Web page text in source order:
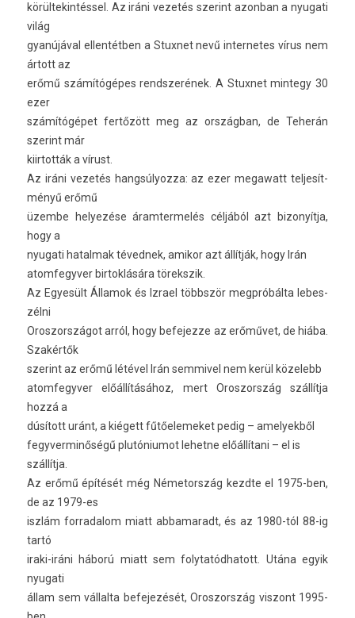
körül­tekin­téssel. Az iráni vezetés szerint azon­ban a nyugati
világ
gyanújával el­lentétb­en a Stux­net nevű in­ter­netes vírus nem
ártott az
erőmű számítógépes re­ndszerének. A Stux­net min­tegy 30
ezer
számítógépet fertőzött meg az országban, de Teherán
szerint már
kiir­tották a vírust.
Az iráni vezetés han­gsúlyoz­za: az ezer megawatt tel­jesít­
ményű erőmű
üzembe helyezése áram­termelés céljából azt bi­zonyít­ja,
hogy a
nyugati hatal­mak téved­nek, amikor azt állítják, hogy Irán
atom­fegyv­er bi­rtok­lására törekszik.
Az Egyesült Államok és Iz­rael többször megpróbálta lebes­
zélni
Oros­zországot arról, hogy be­fejez­ze az erőművet, de hiába.
Szakértők
szerint az erőmű létével Irán sem­mivel nem kerül közelebb
atom­fegyv­er előállításához, mert Oros­zország szállítja
hozzá a
dúsított uránt, a kiégett fűtőelemeket pedig – amelyek­ből
fegyver­minőségű plutóniumot lehet­ne előállítani – el is
szállítja.
Az erőmű építését még Németország kezdte el 1975-ben,
de az 1979-es
iszlám for­radalom miatt ab­bamaradt, és az 1980-tól 88-ig
tartó
iraki-iráni háború miatt sem folytatód­hatott. Utána egyik
nyugati
állam sem vál­lalta be­fejezését, Oros­zország vis­zont 1995-